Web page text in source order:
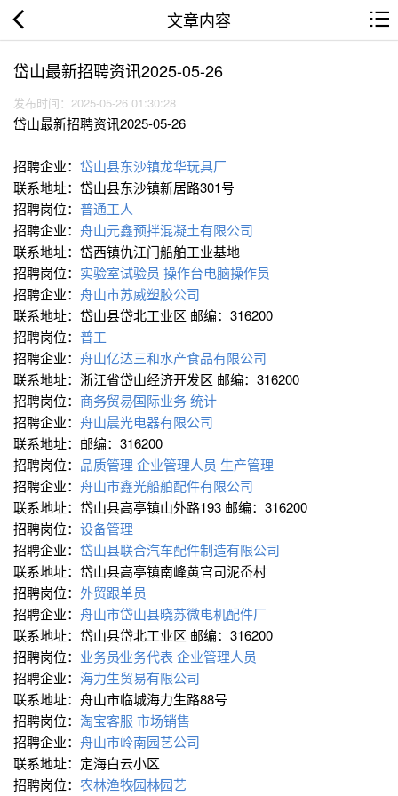
文章内容
岱山最新招聘资讯2025-05-26
发布时间：2025-05-26 01:30:28
岱山最新招聘资讯2025-05-26
招聘企业： 岱山县东沙镇龙华玩具厂
联系地址：岱山县东沙镇新居路301号
招聘岗位： 普通工人
招聘企业： 舟山元鑫预拌混凝土有限公司
联系地址：岱西镇仇江门船舶工业基地
招聘岗位： 实验室试验员 操作台电脑操作员
招聘企业： 舟山市苏威塑胶公司
联系地址：岱山县岱北工业区 邮编：316200
招聘岗位： 普工
招聘企业： 舟山亿达三和水产食品有限公司
联系地址：浙江省岱山经济开发区 邮编：316200
招聘岗位： 商务∕贸易∕国际业务统计
招聘企业： 舟山晨光电器有限公司
联系地址：邮编：316200
招聘岗位： 品质管理 企业管理人员 生产管理
招聘企业： 舟山市鑫光船舶配件有限公司
联系地址：岱山县高亭镇山外路193 邮编：316200
招聘岗位： 设备管理
招聘企业： 岱山县联合汽车配件制造有限公司
联系地址：岱山县高亭镇南峰黄官司泥岙村
招聘岗位： 外贸跟单员
招聘企业： 舟山市岱山县晓苏微电机配件厂
联系地址：岱山县岱北工业区 邮编：316200
招聘岗位： 业务员∕业务代表 企业管理人员
招聘企业： 海力生贸易有限公司
联系地址：舟山市临城海力生路88号
招聘岗位： 淘宝客服 市场销售
招聘企业： 舟山市岭南园艺公司
联系地址：定海白云小区
招聘岗位： 农林渔牧∕园林∕园艺